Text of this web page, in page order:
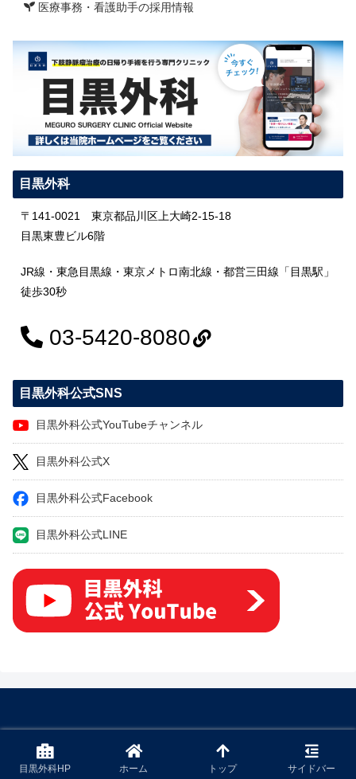
医療事務・看護助手の採用情報
目黒外科
〒141-0021 東京都品川区上大崎2-15-18
目黒東豊ビル6階
JR線・東急目黒線・東京メトロ南北線・都営三田線「目黒駅」
徒歩30秒
03-5420-8080
目黒外科公式SNS
目黒外科公式YouTubeチャンネル
目黒外科公式X
目黒外科公式Facebook
目黒外科公式LINE
目黒外科HP ホーム トップ サイドバー